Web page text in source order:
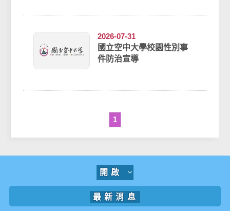
2026-07-31
國立空中大學校園性別事
件防治宣導
1
開啟
最新消息